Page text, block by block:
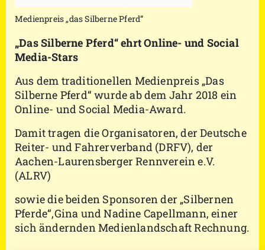
Medienpreis „das Silberne Pferd”
„Das Silberne Pferd“ ehrt Online- und Social
Media-Stars
Aus dem traditionellen Medienpreis „Das
Silberne Pferd“ wurde ab dem Jahr 2018 ein
Online- und Social Media-Award.
Damit tragen die Organisatoren, der Deutsche
Reiter- und Fahrerverband (DRFV), der
Aachen-Laurensberger Rennverein e.V.
(ALRV)
sowie die beiden Sponsoren der „Silbernen
Pferde“,Gina und Nadine Capellmann, einer
sich ändernden Medienlandschaft Rechnung.